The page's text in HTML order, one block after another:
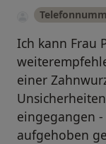
Ich kann Frau
einer
eingegangen
aufgehoben